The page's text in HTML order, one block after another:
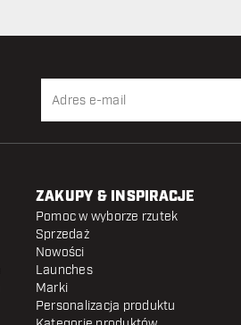
ZAKUPY & INSPIRACJE
Pomoc w wyborze rzutek
Sprzedaż
Nowości
Launches
Marki
Personalizacja produktu